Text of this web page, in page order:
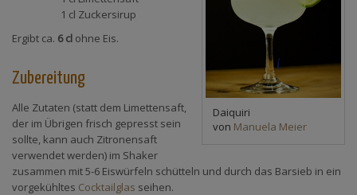
Daiquiri
von Manuela Meier
1 cl Zuckersirup
Ergibt ca. 6 cl ohne Eis.
Zubereitung
Alle Zutaten (statt dem Limettensaft,
der im Übrigen frisch gepresst sein
sollte, kann auch Zitronensaft
verwendet werden) im Shaker
zusammen mit 5-6 Eiswürfeln schütteln und durch das Barsieb in ein
vorgekühltes Cocktailglas seihen.